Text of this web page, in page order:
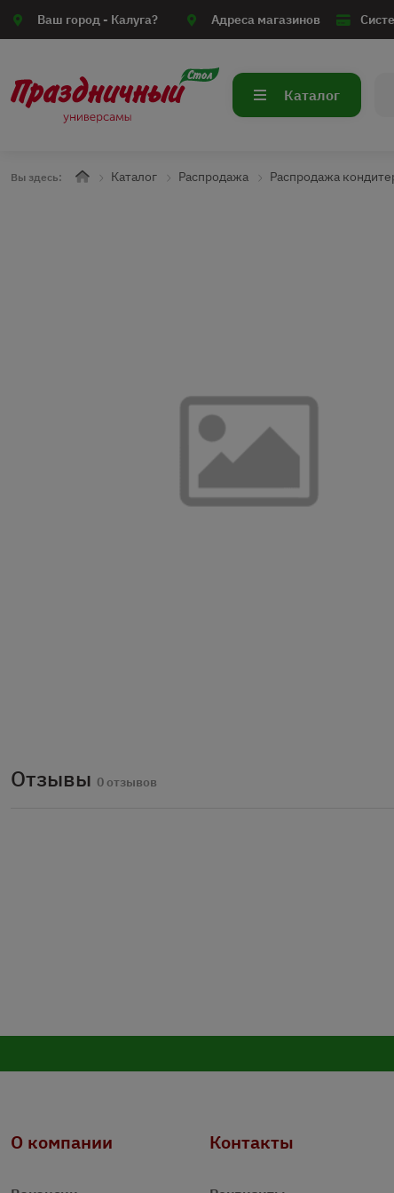
Ваш город - Калуга? Адреса магазинов
Каталог
Вы здесь: Каталог Распродажа Распродажа
Отзывы 0 отзывов
О компании Контакты